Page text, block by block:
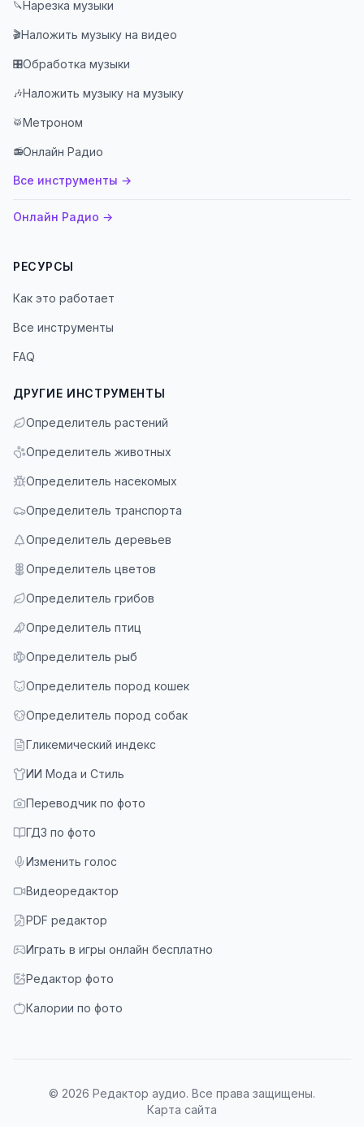
🔪Нарезка музыки
🎬Наложить музыку на видео
🎛️Обработка музыки
🎶Наложить музыку на музыку
🥁Метроном
📻Онлайн Радио
Все инструменты →
Онлайн Радио →
РЕСУРСЫ
Как это работает
Все инструменты
FAQ
ДРУГИЕ ИНСТРУМЕНТЫ
Определитель растений
Определитель животных
Определитель насекомых
Определитель транспорта
Определитель деревьев
Определитель цветов
Определитель грибов
Определитель птиц
Определитель рыб
Определитель пород кошек
Определитель пород собак
Гликемический индекс
ИИ Мода и Стиль
Переводчик по фото
ГДЗ по фото
Изменить голос
Видеоредактор
PDF редактор
Играть в игры онлайн бесплатно
Редактор фото
Калории по фото
© 2026 Редактор аудио. Все права защищены.
Карта сайта